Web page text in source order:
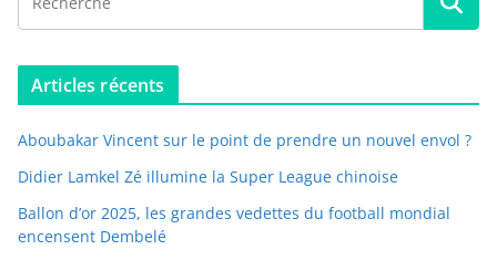
Articles récents
Aboubakar Vincent sur le point de prendre un nouvel envol ?
Didier Lamkel Zé illumine la Super League chinoise
Ballon d’or 2025, les grandes vedettes du football mondial
encensent Dembelé